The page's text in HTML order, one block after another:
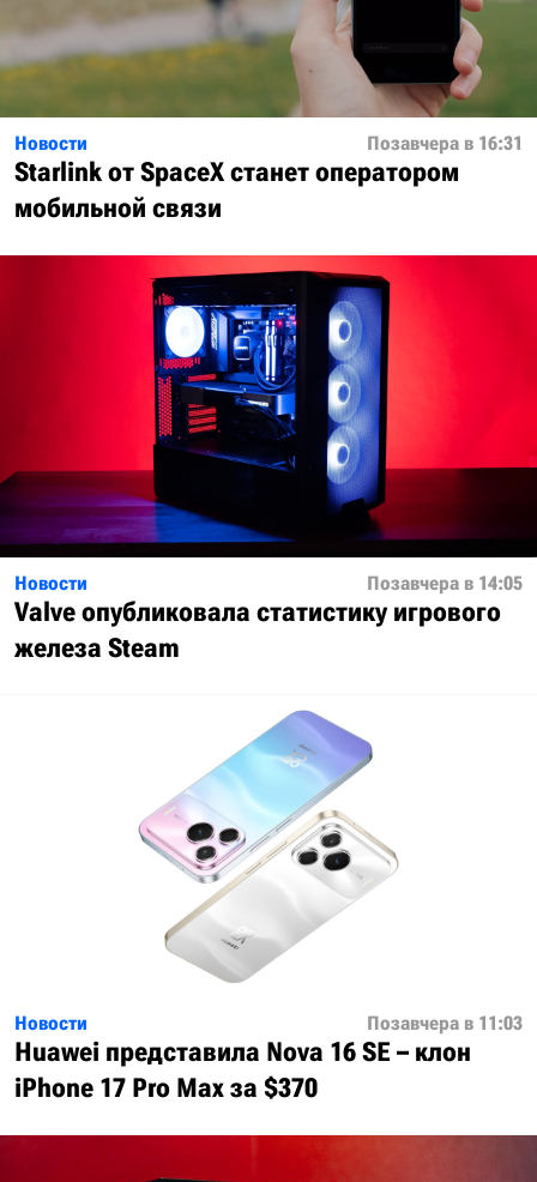
Новости Позавчера в 16:31
Starlink от SpaceX станет оператором
мобильной связи
Новости Позавчера в 14:05
Valve опубликовала статистику игрового
железа Steam
Новости Позавчера в 11:03
Huawei представила Nova 16 SE – клон
iPhone 17 Pro Max за $370